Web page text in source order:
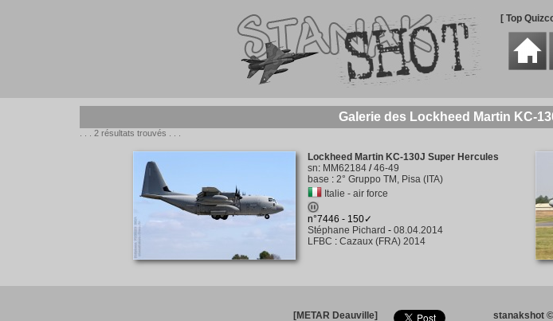
[ Top
Galerie des Lockheed Martin KC-
. . . 2 résultats trouvés . . .
Lockheed Martin KC-130J Super Hercules
sn: MM62184 /46-49
base : 2° Gruppo TM, Pisa (ITA)
Italie - air force
n°7446 - 150✓
Stéphane Pichard - 08.04.2014
LFBC : Cazaux (FRA) 2014
[METAR Deauville] stanakshot